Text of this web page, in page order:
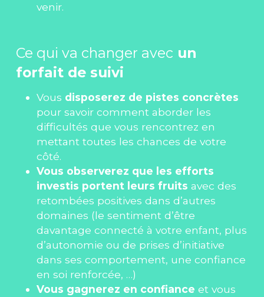
venir.
Ce qui va changer avec un
forfait de suivi
Vous
pour savoir comment aborder les
difficultés que vous rencontrez en
mettant toutes les chances de votre
côté.
Vous observerez que les efforts
investis portent leurs fruits avec des
retombées positives dans d’autres
domaines (le sentiment d’être
davantage connecté à votre enfant, plus
d’autonomie ou de prises d’initiative
dans ses comportement, une confiance
en soi renforcée, …)
Vous gagnerez en confiance et vous